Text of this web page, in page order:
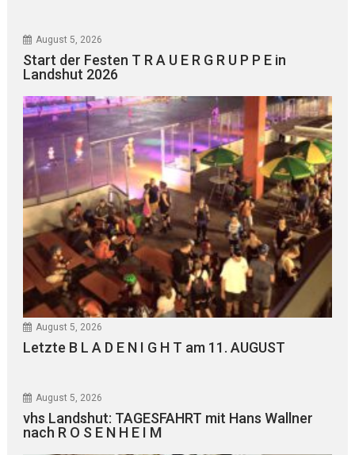
August 5, 2026
Start der Festen T R A U E R G R U P P E in
Landshut 2026
August 5, 2026
Letzte B L A D E N I G H T am 11. AUGUST
August 5, 2026
vhs Landshut: TAGESFAHRT mit Hans Wallner
nach R O S E N H E I M